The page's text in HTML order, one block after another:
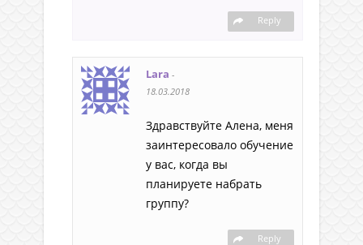
Reply
Lara -
18.03.2018
Здравствуйте Алена, меня
заинтересовало обучение
у вас, когда вы
планируете набрать
группу?
Reply